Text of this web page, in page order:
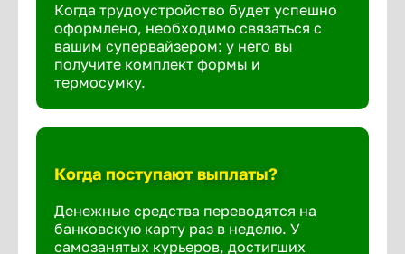
Когда трудоустройство будет успешно
оформлено, необходимо связаться с
вашим супервайзером: у него вы
получите комплект формы и
термосумку.
Когда поступают выплаты?
Денежные средства переводятся на
банковскую карту раз в неделю. У
самозанятых курьеров, достигших